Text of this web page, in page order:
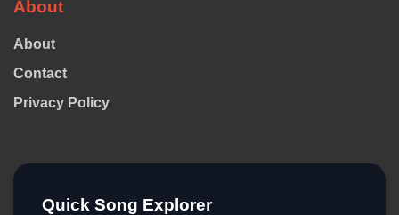
About
About
Contact
Privacy Policy
Quick Song Explorer